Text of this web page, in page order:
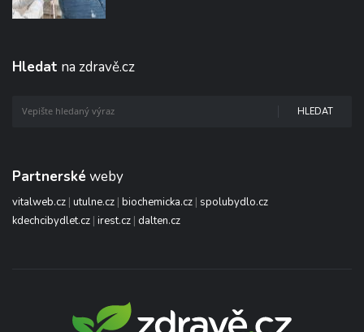
Hledat na zdravě.cz
HLEDAT
Partnerské weby
vitalweb.cz | utulne.cz | biochemicka.cz | spolubydlo.cz
kdechcibydlet.cz | irest.cz | dalten.cz